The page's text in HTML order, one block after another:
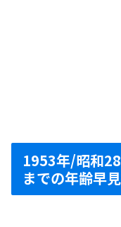
1953年/昭和
までの年齢早